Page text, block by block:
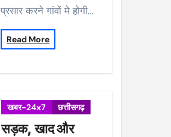
प्रसार करने गांवों मे होगी…
Read More
खबर-24x7 छत्तीसगढ़
सड़क, खाद और